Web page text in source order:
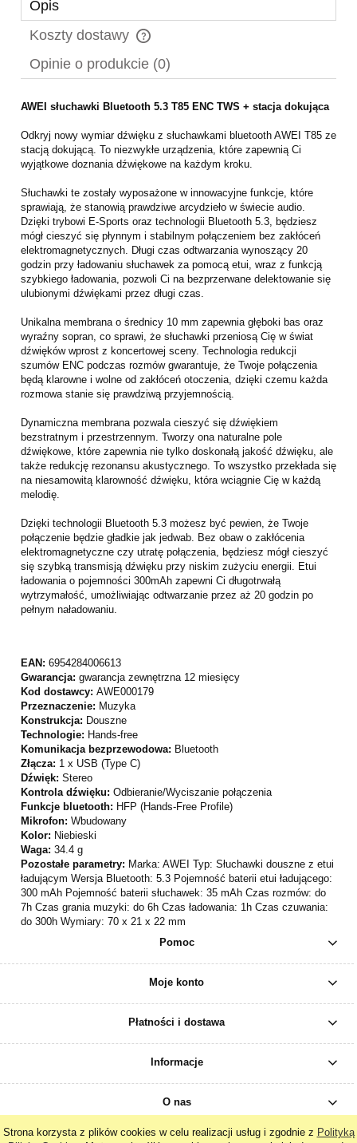
Strona korzysta z plików cookies w celu realizacji usług i zgodnie z Polityką
Opis
Koszty dostawy
Cena nie zawiera ewentualnych kosztów płatności
Opinie o produkcie (0)
AWEI słuchawki Bluetooth 5.3 T85 ENC TWS + stacja dokująca
Odkryj nowy wymiar dźwięku z słuchawkami bluetooth AWEI T85 ze
stacją dokującą. To niezwykłe urządzenia, które zapewnią Ci
wyjątkowe doznania dźwiękowe na każdym kroku.
Słuchawki te zostały wyposażone w innowacyjne funkcje, które
sprawiają, że stanowią prawdziwe arcydzieło w świecie audio.
Dzięki trybowi E-Sports oraz technologii Bluetooth 5.3, będziesz
mógł cieszyć się płynnym i stabilnym połączeniem bez zakłóceń
elektromagnetycznych. Długi czas odtwarzania wynoszący 20
godzin przy ładowaniu słuchawek za pomocą etui, wraz z funkcją
szybkiego ładowania, pozwoli Ci na bezprzerwane delektowanie się
ulubionymi dźwiękami przez długi czas.
Unikalna membrana o średnicy 10 mm zapewnia głęboki bas oraz
wyraźny sopran, co sprawi, że słuchawki przeniosą Cię w świat
dźwięków wprost z koncertowej sceny. Technologia redukcji
szumów ENC podczas rozmów gwarantuje, że Twoje połączenia
będą klarowne i wolne od zakłóceń otoczenia, dzięki czemu każda
rozmowa stanie się prawdziwą przyjemnością.
Dynamiczna membrana pozwala cieszyć się dźwiękiem
bezstratnym i przestrzennym. Tworzy ona naturalne pole
dźwiękowe, które zapewnia nie tylko doskonałą jakość dźwięku, ale
także redukcję rezonansu akustycznego. To wszystko przekłada się
na niesamowitą klarowność dźwięku, która wciągnie Cię w każdą
melodię.
Dzięki technologii Bluetooth 5.3 możesz być pewien, że Twoje
połączenie będzie gładkie jak jedwab. Bez obaw o zakłócenia
elektromagnetyczne czy utratę połączenia, będziesz mógł cieszyć
się szybką transmisją dźwięku przy niskim zużyciu energii. Etui
ładowania o pojemności 300mAh zapewni Ci długotrwałą
wytrzymałość, umożliwiając odtwarzanie przez aż 20 godzin po
pełnym naładowaniu.
EAN: 6954284006613
Gwarancja: gwarancja zewnętrzna 12 miesięcy
Kod dostawcy: AWE000179
Przeznaczenie: Muzyka
Konstrukcja: Douszne
Technologie: Hands-free
Komunikacja bezprzewodowa: Bluetooth
Złącza: 1 x USB (Type C)
Dźwięk: Stereo
Kontrola dźwięku: Odbieranie/Wyciszanie połączenia
Funkcje bluetooth: HFP (Hands-Free Profile)
Mikrofon: Wbudowany
Kolor: Niebieski
Waga: 34.4 g
Pozostałe parametry: Marka: AWEI Typ: Słuchawki douszne z etui
ładującym Wersja Bluetooth: 5.3 Pojemność baterii etui ładującego:
300 mAh Pojemność baterii słuchawek: 35 mAh Czas rozmów: do
7h Czas grania muzyki: do 6h Czas ładowania: 1h Czas czuwania:
do 300h Wymiary: 70 x 21 x 22 mm
Pomoc
Moje konto
Płatności i dostawa
Informacje
O nas